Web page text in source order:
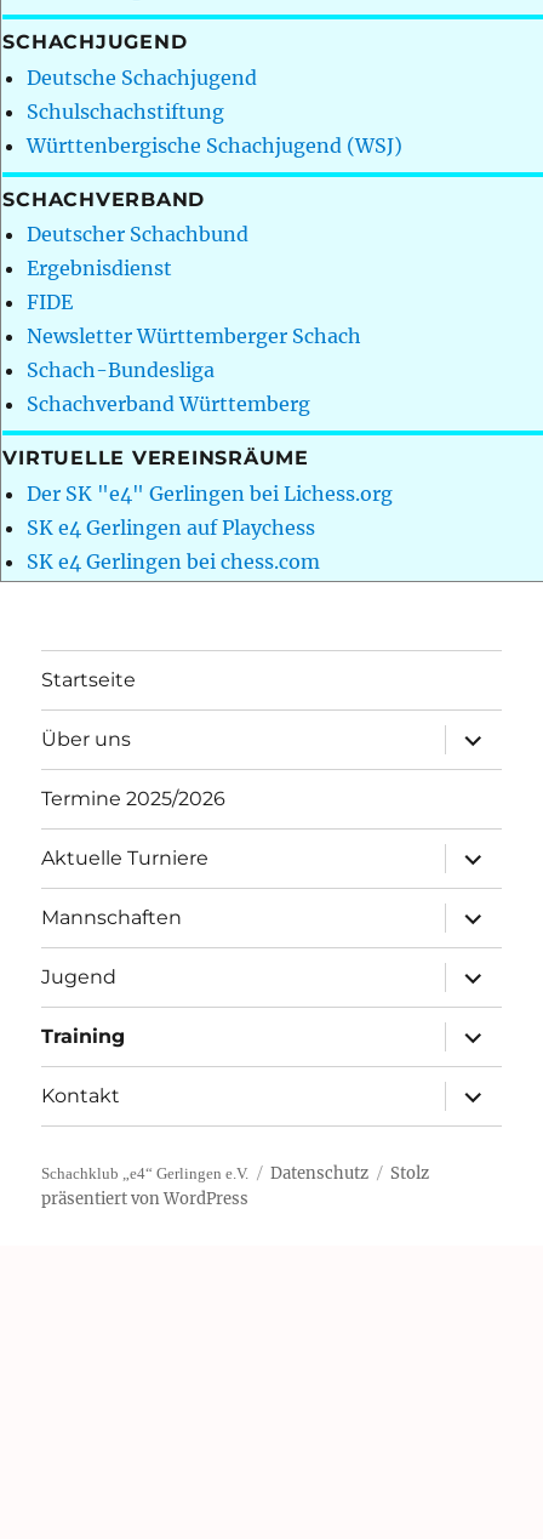
SCHACHJUGEND
Deutsche Schachjugend
Schulschachstiftung
Württenbergische Schachjugend (WSJ)
SCHACHVERBAND
Deutscher Schachbund
Ergebnisdienst
FIDE
Newsletter Württemberger Schach
Schach-Bundesliga
Schachverband Württemberg
VIRTUELLE VEREINSRÄUME
Der SK "e4" Gerlingen bei Lichess.org
SK e4 Gerlingen auf Playchess
SK e4 Gerlingen bei chess.com
Startseite
Über uns
öffnen
Termine 2025/2026
Aktuelle Turniere
öffnen
Mannschaften
öffnen
Jugend
öffnen
Training
öffnen
Kontakt
öffnen
Schachklub „e4“ Gerlingen e.V. Datenschutz
Stolz
präsentiert von WordPress